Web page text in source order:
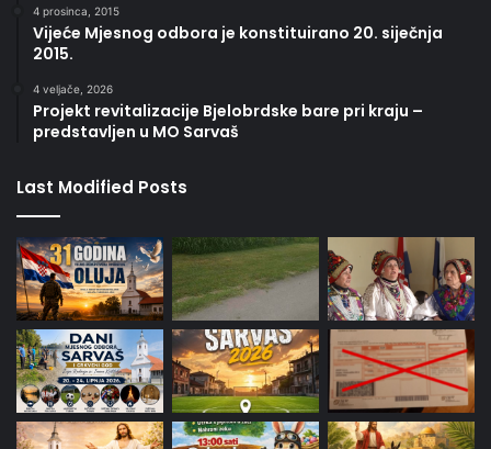
4 prosinca, 2015
Vijeće Mjesnog odbora je konstituirano 20. siječnja
2015.
4 veljače, 2026
Projekt revitalizacije Bjelobrdske bare pri kraju –
predstavljen u MO Sarvaš
Last Modified Posts